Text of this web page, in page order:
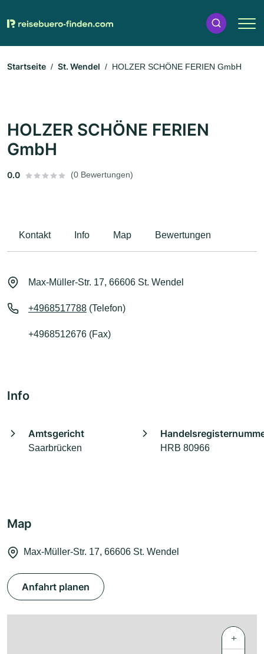
Startseite St. Wendel HOLZER SCHÖNE FERIEN GmbH
HOLZER SCHÖNE FERIEN
GmbH
0.0 (0 Bewertungen)
Kontakt Info Map Bewertungen
Max-Müller-Str. 17, 66606 St. Wendel
+4968517788 (Telefon)
+4968512676 (Fax)
Info
Amtsgericht
Saarbrücken HRB 80966
Map
Max-Müller-Str. 17, 66606 St. Wendel
Anfahrt planen
+